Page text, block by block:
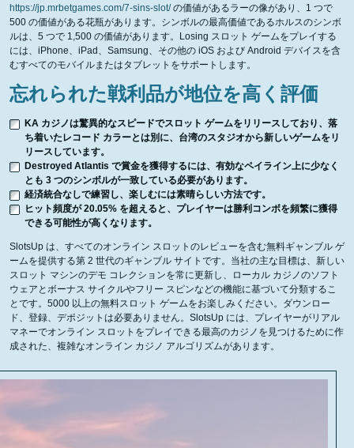
https://jp.mrbetgames.com/7-sins-slot/の価値があるラーの像があり、1 つで
500 の価値がある花瓶があります。シンボルの最高価値であるホルスのシンボ
ルは、5 つで 1,500 の価値があります。Losing スロット ゲームをプレイする
には、iPhone、iPad、Samsung、その他の iOS および Android デバイスを含
むすべてのモバイルまたはタブレットをサポートします。
忘れられた戦利品が地位を高く評価
KA カジノは驚異的なスピードでスロット ゲームをリリースしており、落
ち着いたレコード カラーとは別に、台湾のスタジオから新しいゲームをリ
リースしています。
Destroyed Atlantis で賞金を獲得するには、有効なペイライン上に少なく
とも 3 つのシンボルが一致している必要があります。
経済統合なしで練習し、楽しむには素晴らしい方法です。
ヒット頻度が 20.05% を超えると、プレイヤーは勝利コンボを頻繁に獲得
できる可能性が高くなります。
SlotsUp は、すべてのオンライン スロットのレビューを含む無料ギャンブル ゲ
ームを提供する第 2 世代のギャンブル サイトです。当社の主な目標は、新しい
スロット マシンのデモ コレクションを常に更新し、ローカル カジノのソフト
ウェアとボーナス サイクルやフリー スピンなどの機能に基づいて分類するこ
とです。5000 以上の無料スロット ゲームをお楽しみください。ダウンロー
ド、登録、デポジットは必要ありません。SlotsUp には、プレイヤーがリアル
マネーでオンライン スロットをプレイできる最高のカジノを見つけるために作
成された、複雑なオンライン カジノ アルゴリズムがあります。